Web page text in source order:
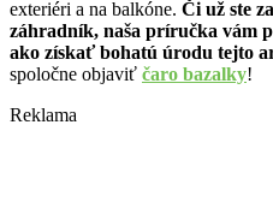
exteriéri a na balkóne. Či už ste
záhradník, naša príručka vám
ako získať bohatú úrodu tejto
spoločne objaviť čaro bazalky!
Reklama